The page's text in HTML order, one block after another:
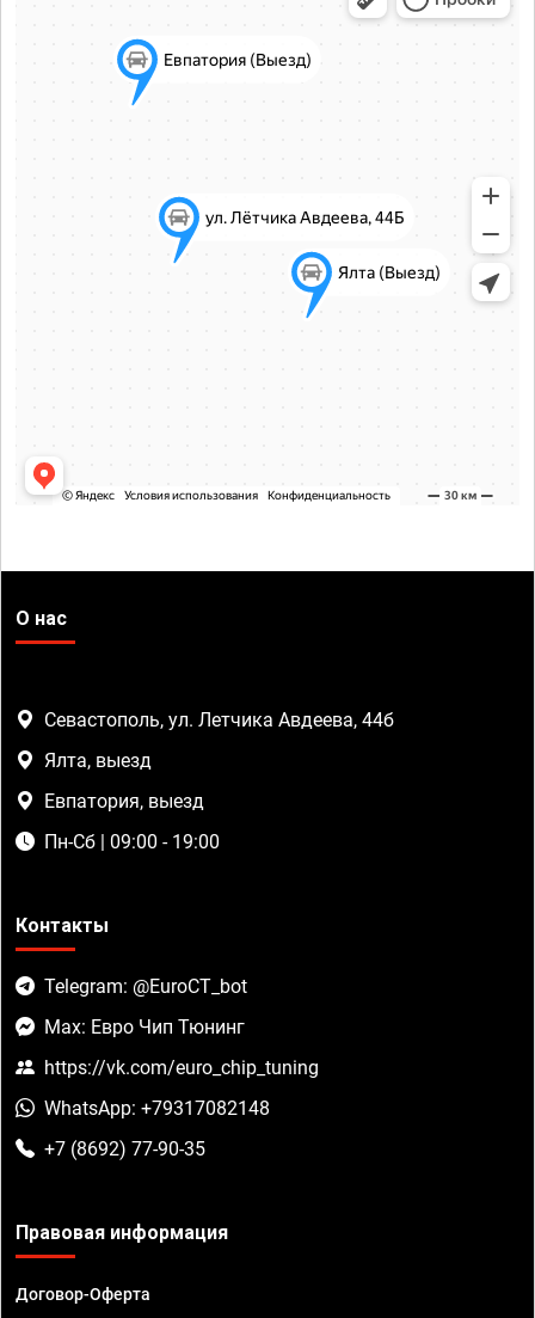
О нас
Севастополь, ул. Летчика Авдеева, 44б
Ялта, выезд
Евпатория, выезд
Пн-Сб | 09:00 - 19:00
Контакты
Telegram: @EuroCT_bot
Max: Евро Чип Тюнинг
https://vk.com/euro_chip_tuning
WhatsApp: +79317082148
+7 (8692) 77-90-35
Правовая информация
Договор-Оферта